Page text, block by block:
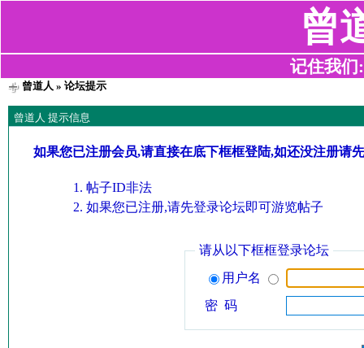
曾
记住我们
曾道人 » 论坛提示
曾道人 提示信息
如果您已注册会员,请直接在底下框框登陆,如还没注册请
帖子ID非法
如果您已注册,请先登录论坛即可游览帖子
请从以下框框登录论坛
用户名
密 码